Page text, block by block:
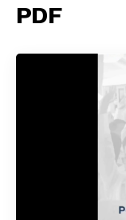
PDF